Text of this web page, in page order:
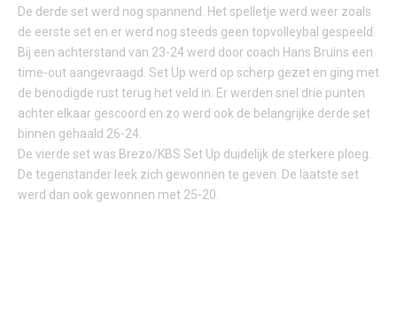
De derde set werd nog spannend. Het spelletje werd weer zoals
de eerste set en er werd nog steeds geen topvolleybal gespeeld.
Bij een achterstand van 23-24 werd door coach Hans Bruins een
time-out aangevraagd. Set Up werd op scherp gezet en ging met
de benodigde rust terug het veld in. Er werden snel drie punten
achter elkaar gescoord en zo werd ook de belangrijke derde set
binnen gehaald 26-24.
De vierde set was Brezo/KBS Set Up duidelijk de sterkere ploeg.
De tegenstander leek zich gewonnen te geven. De laatste set
werd dan ook gewonnen met 25-20.